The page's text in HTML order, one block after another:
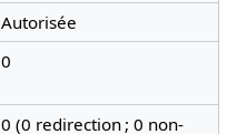
Autorisée
0
0 (0 redirection ; 0 non-